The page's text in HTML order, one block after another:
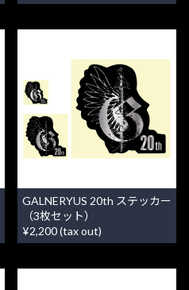
GALNERYUS 20th ステッカー
（3枚セット）
¥2,200 (tax out)